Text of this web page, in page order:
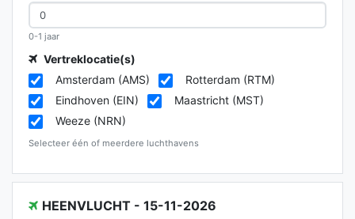
0-1 jaar
Vertreklocatie(s)
Amsterdam (AMS)
Rotterdam (RTM)
Eindhoven (EIN)
Maastricht (MST)
Weeze (NRN)
Selecteer één of meerdere luchthavens
HEENVLUCHT - 15-11-2026